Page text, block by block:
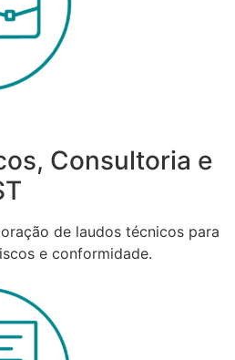
Consultoria e
de laudos técnicos para
e conformidade.